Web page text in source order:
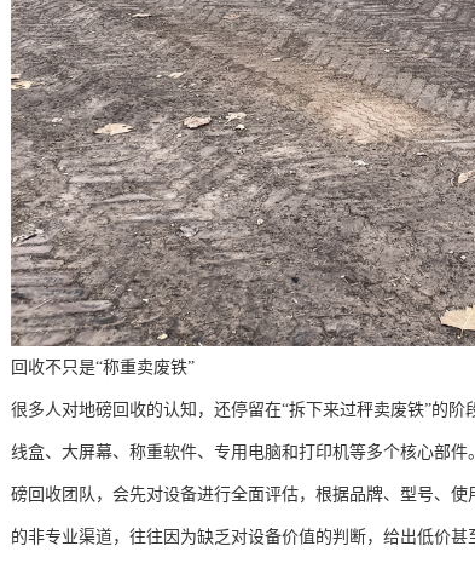
回收不只是“称重卖废铁”
很多人对地磅回收的认知，还停留在“拆下来过秤卖废铁”的
线盒、大屏幕、称重软件、专用电脑和打印机等多个核心部
磅回收团队，会先对设备进行全面评估，根据品牌、型号、
的非专业渠道，往往因为缺乏对设备价值的判断，给出低价甚